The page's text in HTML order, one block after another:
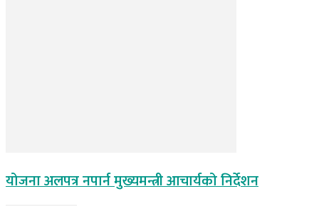
योजना अलपत्र नपार्न मुख्यमन्त्री आचार्यको निर्देशन